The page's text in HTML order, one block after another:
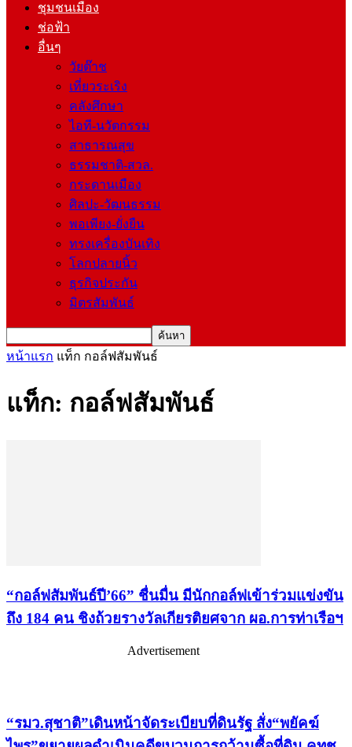
ชุมชนเมือง
ช่อฟ้า
อื่นๆ
วัยต๊าช
เที่ยวระเริง
คลังศึกษา
ไอที-นวัตกรรม
สาธารณสุข
ธรรมชาติ-สวล.
กระดานเมือง
ศิลปะ-วัฒนธรรม
พอเพียง-ยั่งยืน
ทรงเครื่องบันเทิง
โลกปลายนิ้ว
ธุรกิจประกัน
มิตรสัมพันธ์
หน้าแรก แท็ก กอล์ฟสัมพันธ์
แท็ก: กอล์ฟสัมพันธ์
“กอล์ฟสัมพันธ์ปี’66” ชื่นมื่น มีนักกอล์ฟเข้าร่วมแข่งขัน
ถึง 184 คน ชิงถ้วยรางวัลเกียรติยศจาก ผอ.การท่าเรือฯ
Advertisement
“รมว.สุชาติ”เดินหน้าจัดระเบียบที่ดินรัฐ สั่ง“พยัคฆ์